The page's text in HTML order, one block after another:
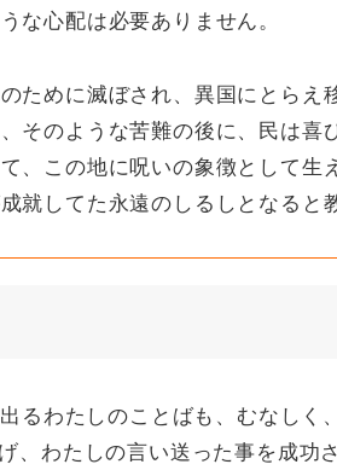
な心配は必要ありません。
ために滅ぼされ、異国にとらえ
そのような苦難の後に、民は喜
、この地に呪いの象徴として生
就してた永遠のしるしとなると
わたしのことばも、むなしく
わたしの言い送った事を成功さ